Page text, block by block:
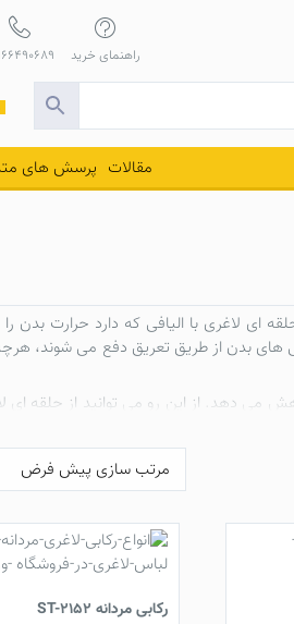
راهنمای خرید
مقالات پرسش های
ای لاغری با الیافی که دارد حرارت بدن
های بدن از طریق تعریق دفع می شوند،
می دهد. از این رو می توانید از حلقه ای
بدن در ناحیه شکم، پهلو و زیر بغل
کاهش وزن شما می شود.
رکابی مردانه ST-2152